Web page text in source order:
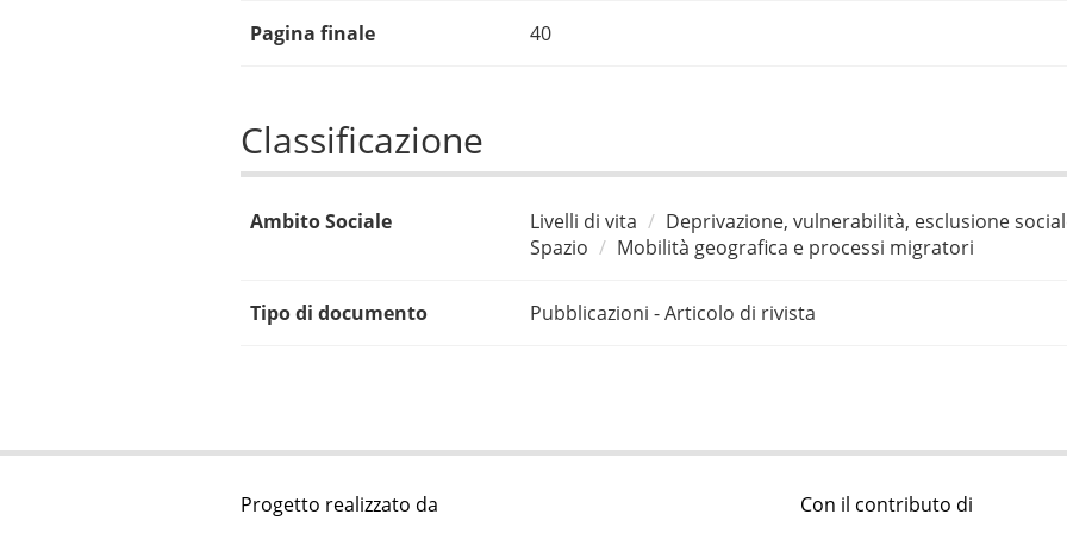
Pagina finale 40
Classificazione
Ambito Sociale Livelli di vita
Deprivazione, vulnerabilità, esclusione
Spazio
Mobilità geografica e processi migratori
Tipo di documento Pubblicazioni - Articolo di rivista
Progetto realizzato da Con il contributo di